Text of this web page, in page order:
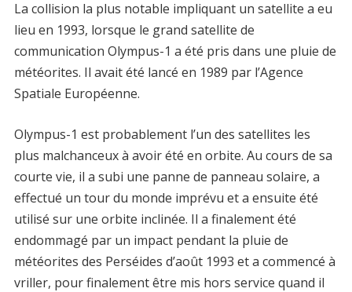
La collision la plus notable impliquant un satellite a eu
lieu en 1993, lorsque le grand satellite de
communication Olympus-1 a été pris dans une pluie de
météorites. Il avait été lancé en 1989 par l’Agence
Spatiale Européenne.
Olympus-1 est probablement l’un des satellites les
plus malchanceux à avoir été en orbite. Au cours de sa
courte vie, il a subi une panne de panneau solaire, a
effectué un tour du monde imprévu et a ensuite été
utilisé sur une orbite inclinée. Il a finalement été
endommagé par un impact pendant la pluie de
météorites des Perséides d’août 1993 et a commencé à
vriller, pour finalement être mis hors service quand il